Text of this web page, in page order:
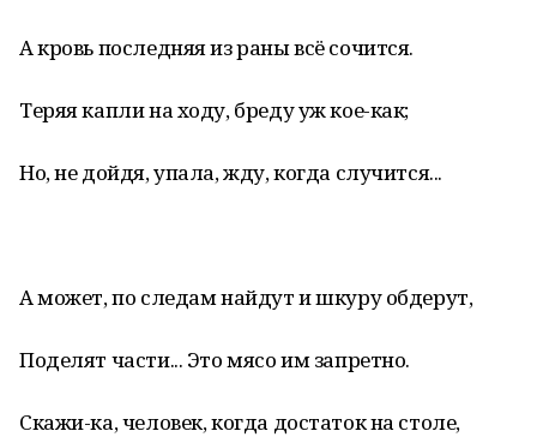
А кровь последняя из раны всё сочится.
Теряя капли на ходу, бреду уж кое-как;
Но, не дойдя, упала, жду, когда случится...
А может, по следам найдут и шкуру обдерут,
Поделят части... Это мясо им запретно.
Скажи-ка, человек, когда достаток на столе,